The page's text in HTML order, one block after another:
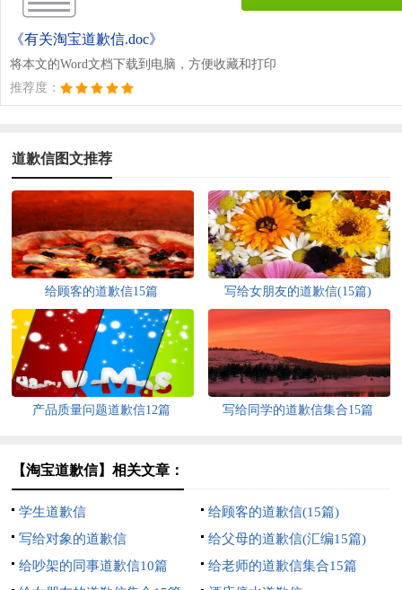
《有关淘宝道歉信.doc》
将本文的Word文档下载到电脑，方便收藏和打印
推荐度：
道歉信图文推荐
给顾客的道歉信15篇 写给女朋友的道歉信(15篇)
产品质量问题道歉信12篇 写给同学的道歉信集合15篇
【淘宝道歉信】相关文章：
学生道歉信
给顾客的道歉信(15篇)
写给对象的道歉信
给父母的道歉信(汇编15篇)
给吵架的同事道歉信10篇
给老师的道歉信集合15篇